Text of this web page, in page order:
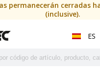
permanecerán cerradas
(inclusive).
ES